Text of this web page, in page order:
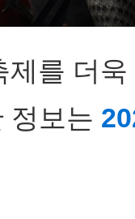
제를 더
정보는